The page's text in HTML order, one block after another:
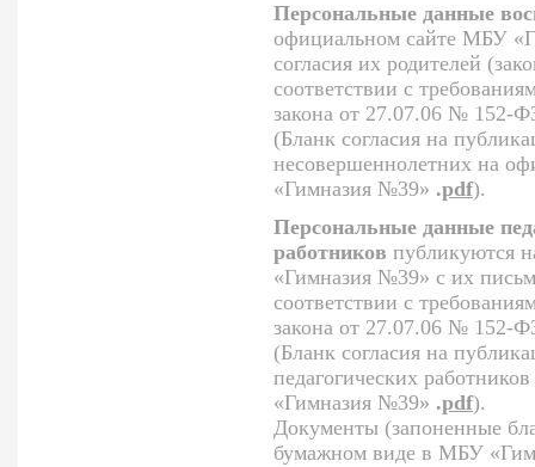
Персональные данные
официальном сайте МБУ
согласия их родителей
соответствии с
закона от 27.07.06 № 152-
(Бланк согласия на
несовершеннолетних на
«Гимназия №39» .pdf).
Персональные данные
работников публикуются
«Гимназия №39» с их
соответствии с
закона от 27.07.06 № 152-
(Бланк согласия на
педагогических
«Гимназия №39» .pdf).
Документы (запоненные
бумажном виде в МБУ